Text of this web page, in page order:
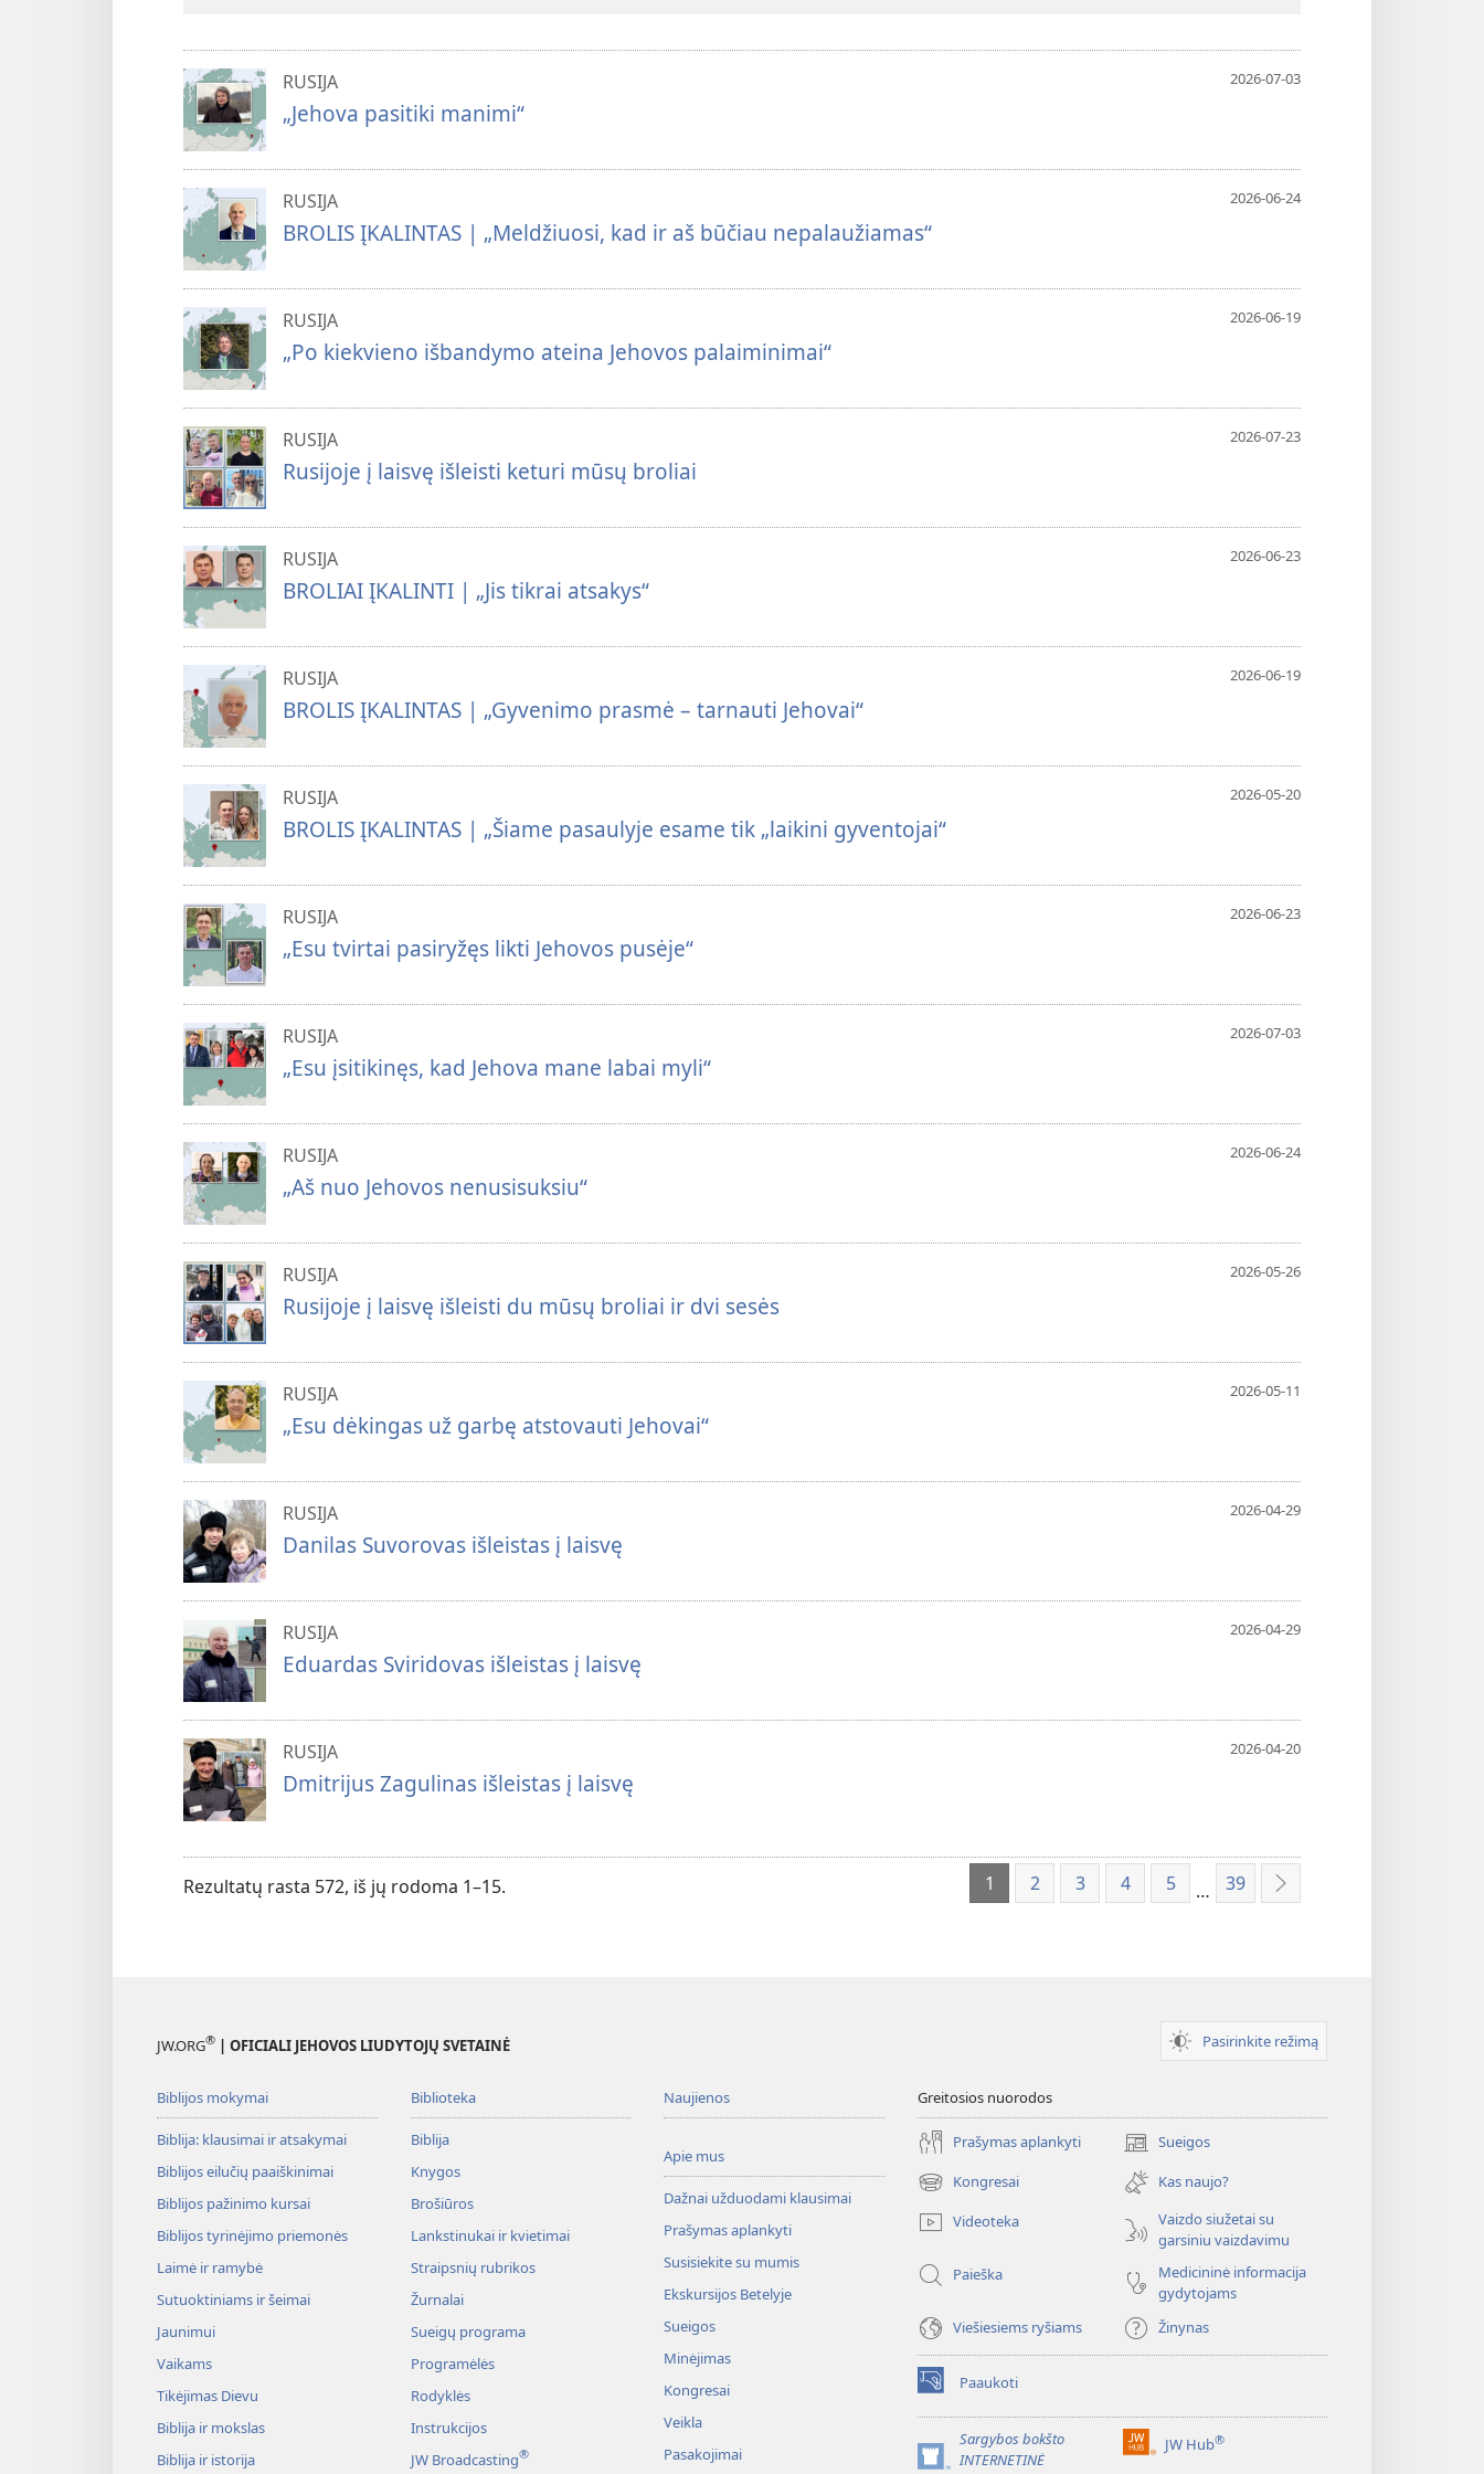
2026-07-03
RUSIJA
„Jehova pasitiki manimi“
2026-06-24
RUSIJA
BROLIS ĮKALINTAS | „Meldžiuosi, kad ir aš būčiau nepalaužiamas“
2026-06-19
RUSIJA
„Po kiekvieno išbandymo ateina Jehovos palaiminimai“
2026-07-23
RUSIJA
Rusijoje į laisvę išleisti keturi mūsų broliai
2026-06-23
RUSIJA
BROLIAI ĮKALINTI | „Jis tikrai atsakys“
2026-06-19
RUSIJA
BROLIS ĮKALINTAS | „Gyvenimo prasmė – tarnauti Jehovai“
2026-05-20
RUSIJA
BROLIS ĮKALINTAS | „Šiame pasaulyje esame tik „laikini gyventojai“
2026-06-23
RUSIJA
„Esu tvirtai pasiryžęs likti Jehovos pusėje“
2026-07-03
RUSIJA
„Esu įsitikinęs, kad Jehova mane labai myli“
2026-06-24
RUSIJA
„Aš nuo Jehovos nenusisuksiu“
2026-05-26
RUSIJA
Rusijoje į laisvę išleisti du mūsų broliai ir dvi sesės
2026-05-11
RUSIJA
„Esu dėkingas už garbę atstovauti Jehovai“
2026-04-29
RUSIJA
Danilas Suvorovas išleistas į laisvę
2026-04-29
RUSIJA
Eduardas Sviridovas išleistas į laisvę
2026-04-20
RUSIJA
Dmitrijus Zagulinas išleistas į laisvę
Rezultatų rasta 572, iš jų rodoma 1–15. 1 2 3 4 5 … 39 Tolesnis
JW.ORG® | OFICIALI JEHOVOS LIUDYTOJŲ SVETAINĖ Pasirinkite režimą
Biblijos mokymai
Biblija: klausimai ir atsakymai
Biblijos eilučių paaiškinimai
Biblijos pažinimo kursai
Biblijos tyrinėjimo priemonės
Laimė ir ramybė
Sutuoktiniams ir šeimai
Jaunimui
Vaikams
Tikėjimas Dievu
Biblija ir mokslas
Biblija ir istorija
Biblioteka
Biblija
Knygos
Brošiūros
Lankstinukai ir kvietimai
Straipsnių rubrikos
Žurnalai
Sueigų programa
Programėlės
Rodyklės
Instrukcijos
JW Broadcasting®
Naujienos
Apie mus
Dažnai užduodami klausimai
Prašymas aplankyti
Susisiekite su mumis
Ekskursijos Betelyje
Sueigos
Minėjimas
Kongresai
Veikla
Pasakojimai
Greitosios nuorodos
Prašymas aplankyti Sueigos
(atsiveria
naujas
langas)
Kongresai
(atsiveria
naujas
langas)
Kas naujo?
Videoteka
Vaizdo siužetai su
garsiniu vaizdavimu
Paieška
Medicininė informacija
gydytojams
Viešiesiems ryšiams
Žinynas
Paaukoti
(atsiveria
naujas
langas)Sargybos bokšto
INTERNETINĖ
(atsiveria
JW Hub®
(atsiveria